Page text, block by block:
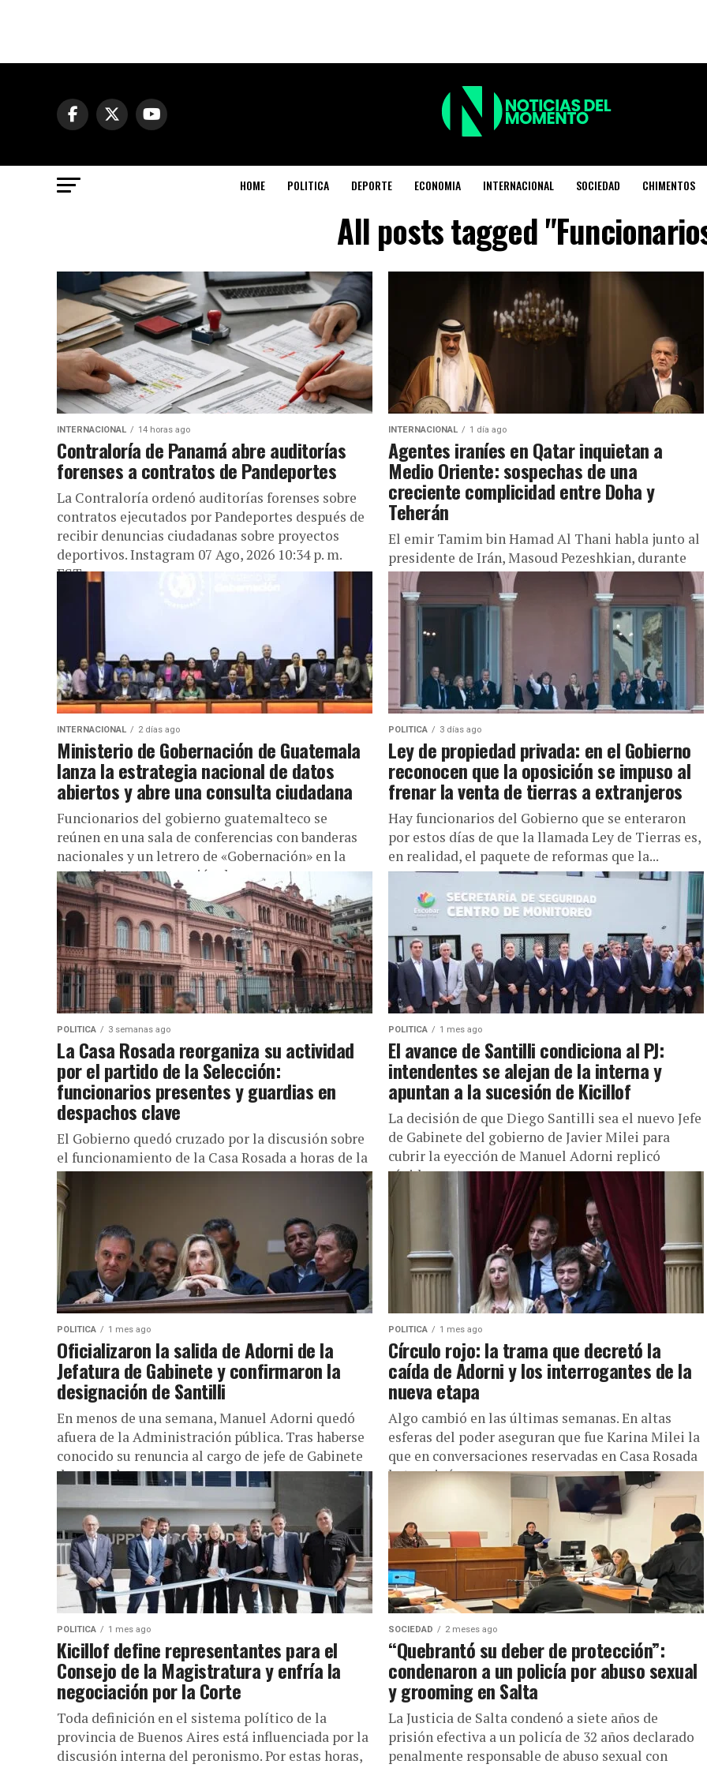
HOME POLITICA DEPORTE ECONOMIA INTERNACIONAL SOCIEDAD CHIMENTOS
All posts tagged
INTERNACIONAL 14 horas ago
Contraloría de Panamá abre auditorías
forenses a contratos de Pandeportes
La Contraloría ordenó auditorías forenses sobre
contratos ejecutados por Pandeportes después de
recibir denuncias ciudadanas sobre proyectos
deportivos. Instagram 07 Ago, 2026 10:34 p. m.
EST...
INTERNACIONAL 1 día ago
Agentes iraníes en Qatar inquietan a
Medio Oriente: sospechas de una
creciente complicidad entre Doha y
Teherán
El emir Tamim bin Hamad Al Thani habla junto al
presidente de Irán, Masoud Pezeshkian, durante
una conferencia en Teherán (Majid
Asgaripour/WANA/via REUTERS) (Imagen
Ilustrativa Infobae)...
INTERNACIONAL 2 días ago
Ministerio de Gobernación de Guatemala
lanza la estrategia nacional de datos
abiertos y abre una consulta ciudadana
Funcionarios del gobierno guatemalteco se
reúnen en una sala de conferencias con banderas
nacionales y un letrero de «Gobernación» en la
pared, durante una sesión de...
POLITICA 3 días ago
Ley de propiedad privada: en el Gobierno
reconocen que la oposición se impuso al
frenar la venta de tierras a extranjeros
Hay funcionarios del Gobierno que se enteraron
por estos días de que la llamada Ley de Tierras es,
en realidad, el paquete de reformas que la...
POLITICA 3 semanas ago
La Casa Rosada reorganiza su actividad
por el partido de la Selección:
funcionarios presentes y guardias en
despachos clave
El Gobierno quedó cruzado por la discusión sobre
el funcionamiento de la Casa Rosada a horas de la
semifinal del Mundial entre Argentina e
Inglaterra. Después...
POLITICA 1 mes ago
El avance de Santilli condiciona al PJ:
intendentes se alejan de la interna y
apuntan a la sucesión de Kicillof
La decisión de que Diego Santilli sea el nuevo Jefe
de Gabinete del gobierno de Javier Milei para
cubrir la eyección de Manuel Adorni replicó
rápidamente...
POLITICA 1 mes ago
Oficializaron la salida de Adorni de la
Jefatura de Gabinete y confirmaron la
designación de Santilli
En menos de una semana, Manuel Adorni quedó
afuera de la Administración pública. Tras haberse
conocido su renuncia al cargo de jefe de Gabinete
durante el...
POLITICA 1 mes ago
Círculo rojo: la trama que decretó la
caída de Adorni y los interrogantes de la
nueva etapa
Algo cambió en las últimas semanas. En altas
esferas del poder aseguran que fue Karina Milei la
que en conversaciones reservadas en Casa Rosada
le terminó...
POLITICA 1 mes ago
Kicillof define representantes para el
Consejo de la Magistratura y enfría la
negociación por la Corte
Toda definición en el sistema político de la
provincia de Buenos Aires está influenciada por la
discusión interna del peronismo. Por estas horas,
SOCIEDAD 2 meses ago
“Quebrantó su deber de protección”:
condenaron a un policía por abuso sexual
y grooming en Salta
La Justicia de Salta condenó a siete años de
prisión efectiva a un policía de 32 años declarado
penalmente responsable de abuso sexual con